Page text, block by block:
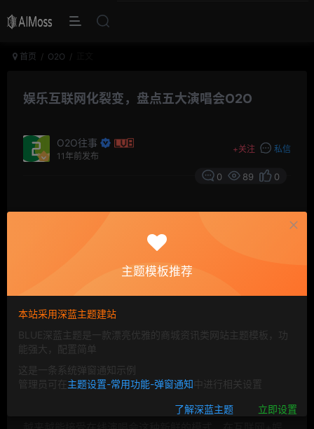
首页 O2O
娱乐互联网化裂变，盘点五大演唱会O2O
O2O往事
11年前发布
+关注 私信
0 89 0
几年，国内音乐演出市场渐渐复苏，以及被各种烧钱的
会这种新鲜的模式，薪媒体盘点了5家在线演唱会直播平
“互联网＋”下，诞生了众多O2O企业，从上门O2O到各种
外卖平台到传统企业做O2O，O2O似乎切入到生活的各个
场景。而在娱乐方面，近几年，国内音乐演出市场渐渐复
苏，以及被各种烧钱的O2O企业培育了消费习惯，消费者
主题模板推荐
本站采用深蓝主题建站
BLUE深蓝主题是一款漂亮优雅的商城资讯类网站主题模板，功
能强大，配置简单
这是一条系统弹窗通知示例
管理员可在主题设置-常用功能-弹窗通知中进行相关设置
了解深蓝主题 立即设置